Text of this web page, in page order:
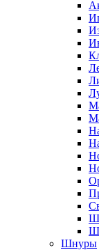
Шнуры